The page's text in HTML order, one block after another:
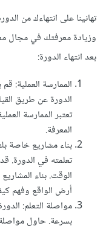
تهانينا على انتهاءك من
وزيادة معرفتك في مجال
بعد انتهاء الدورة:
الممارسة العملية:
الدورة عن طريق
تعتبر الممارسة
المعرفة.
بناء مشاريع خاصة
تعلمته في الدورة.
الوقت. بناء
أرض الواقع وفهم
مواصلة التعلم:
بسرعة. حاول